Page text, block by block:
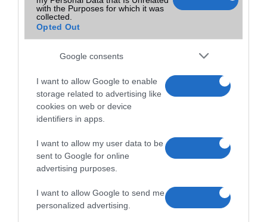
with the Purposes for which it was
collected.
Opted Out
Google consents
I want to allow Google to enable
storage related to advertising like
cookies on web or device
identifiers in apps.
I want to allow my user data to be
sent to Google for online
advertising purposes.
I want to allow Google to send me
personalized advertising.
játszani, akkor mindenképpen egy játékokra megfelelően optimalizált
készülékre van szükségünk.
2015.02.10
Sokan nem rajonganak az évek óta egyre inkább növekvõ kijelzõkért
és szeretnének 5 col alatt maradni, hogy még egyszerûen kezelhetõ
legyen egy kézzel a mobil és akár a zsebbe is gond nélkül beférjen.
Mi is az a Samsung Bixby?
2017.03.28
| Xiaomi Today
Többekben felmerülhet a jogos kérdés, hogy vajon mi az a Bixby, mit
mutat be a Samsung holnap?